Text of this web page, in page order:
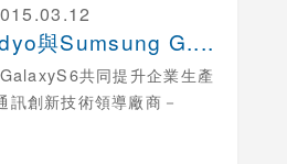
與Sumsung G....
共同提升企業生產
訊創新技術領導廠商－